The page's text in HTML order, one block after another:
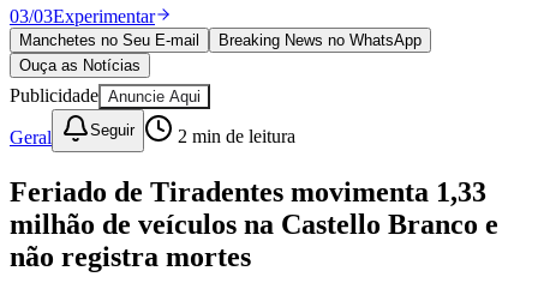
Política
Eleições
Esportes
Saúde
Segurança
Cultura
Meio Ambiente
Obras
Educação
Bairros de Barueri
03/03Experimentar
Manchetes no Seu E-mail
Breaking News no WhatsApp
Ouça as Notícias
Publicidade Anuncie Aqui
Geral Seguir 2 min de leitura
Feriado de Tiradentes movimenta 1,33
milhão de veículos na Castello Branco e
não registra mortes